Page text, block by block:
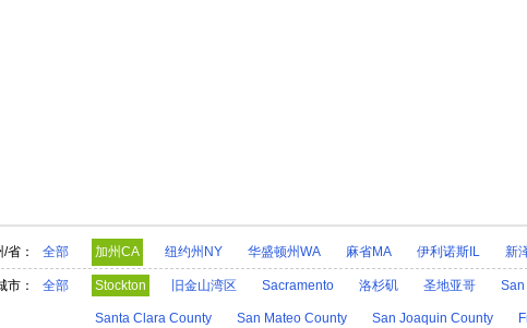
/省： 全部 加州CA 纽约州NY 华盛顿州WA 麻省MA 伊利诺斯IL 新
阿拉巴马AL 夏威夷HI 爱达荷ID 阿拉斯加AK 印第安那IN
亚利桑那AZ 阿肯色AR 密歇根MI 明尼苏达MN 密西西比MS
市： 全部 Stockton 旧金山湾区 Sacramento 洛杉矶 圣地亚哥 San
Santa Clara County San Mateo County San Joaquin County